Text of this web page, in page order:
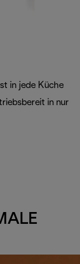
in jede Küche
in nur